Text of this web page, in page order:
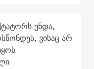
უნდა,
ვისაც არ